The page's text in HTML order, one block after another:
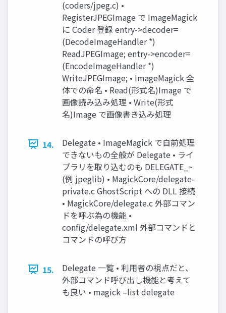
(coders/jpeg.c) •
RegisterJPEGImage で ImageMagick
に Coder 登録 entry->decoder=
(DecodeImageHandler *)
ReadJPEGImage; entry->encoder=
(EncodeImageHandler *)
WriteJPEGImage; • ImageMagick 全
体での命名 • Read(形式名)Image で
画像読み込み処理 • Write(形式
名)Image で画像書き込み処理
14.
Delegate • ImageMagick で自前処理
できないもの全般が Delegate • ライ
ブラリを取り込むのも DELEGATE_~
(例 jpeglib) • MagickCore/delegate-
private.c GhostScript への DLL 接続
• MagickCore/delegate.c 外部コマン
ドを呼ぶ為の機能 •
config/delegate.xml 外部コマンドと
コマンドの呼び方
15.
Delegate 一覧 • 利用者の視点だと、
外部コマンド呼び出し機能と考えて
も良い • magick –list delegate